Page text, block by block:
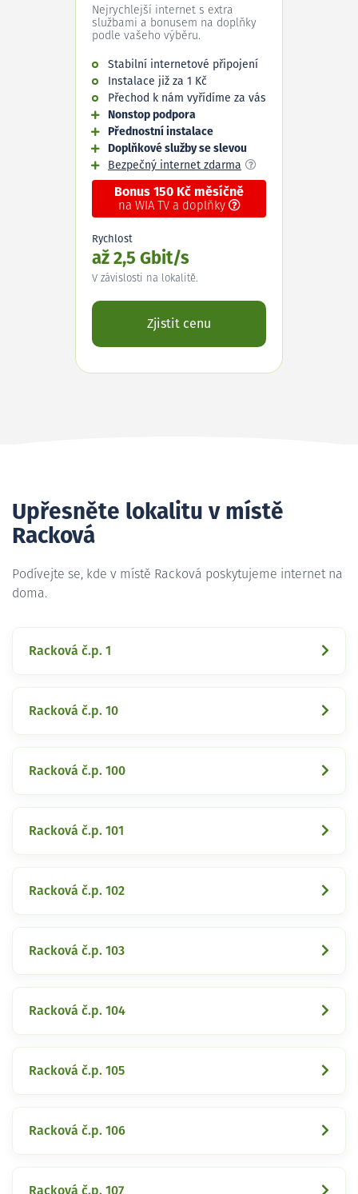
Nejrychlejší internet s extra
službami a bonusem na doplňky
podle vašeho výběru.
Stabilní internetové připojení
Instalace již za 1 Kč
Přechod k nám vyřídíme za vás
Nonstop podpora
Přednostní instalace
Doplňkové služby se slevou
Bezpečný internet zdarma
Bonus 150 Kč měsíčně
na WIA TV a doplňky
Rychlost
až 2,5 Gbit/s
V závislosti na lokalitě.
Zjistit cenu
Upřesněte lokalitu v místě
Racková
Podívejte se, kde v místě Racková poskytujeme internet na
doma.
Racková č.p. 1
Racková č.p. 10
Racková č.p. 100
Racková č.p. 101
Racková č.p. 102
Racková č.p. 103
Racková č.p. 104
Racková č.p. 105
Racková č.p. 106
Racková č.p. 107